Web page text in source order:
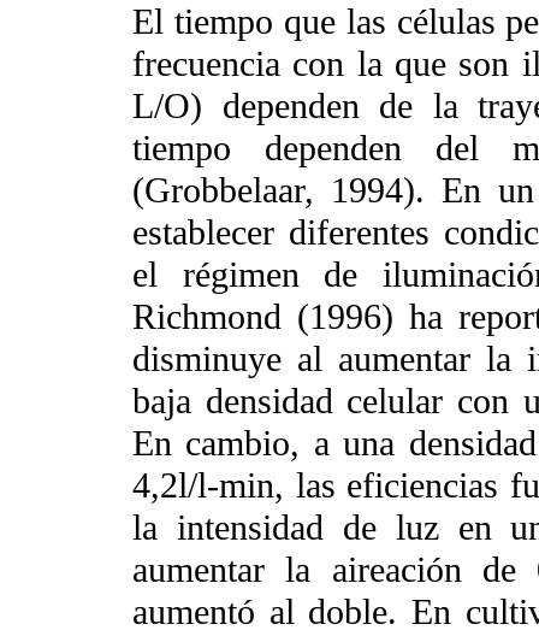
El tiempo que las células
frecuencia con la que son
L/O) dependen de la
tiempo dependen del
(Grobbelaar, 1994). En
establecer diferentes
el régimen de
Richmond (1996) ha
disminuye al aumentar la
baja densidad celular con
En cambio, a una
4,2l/l-min, las eficiencias
la intensidad de luz en
aumentar la aireación
aumentó al doble. En